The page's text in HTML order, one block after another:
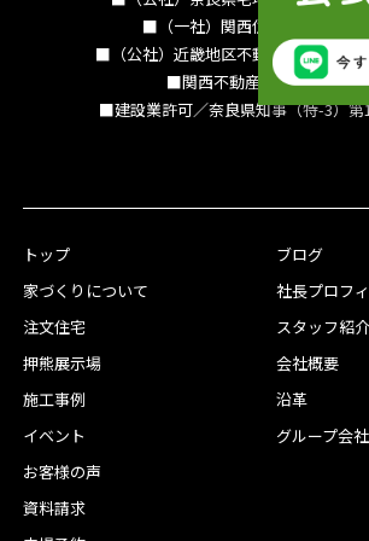
■（一社）関西住宅産業協会会員
■（公社）近畿地区不動産公正取引協
■関西不動産情報センター
■建設業許可／奈良県知事（特-3）第
トップ
家づくりについて
注文住宅
押熊展示場
施工事例
イベント
お客様の声
ブログ
社長プロフ
スタッフ紹介
会社概要
沿革
グループ会社
資料請求